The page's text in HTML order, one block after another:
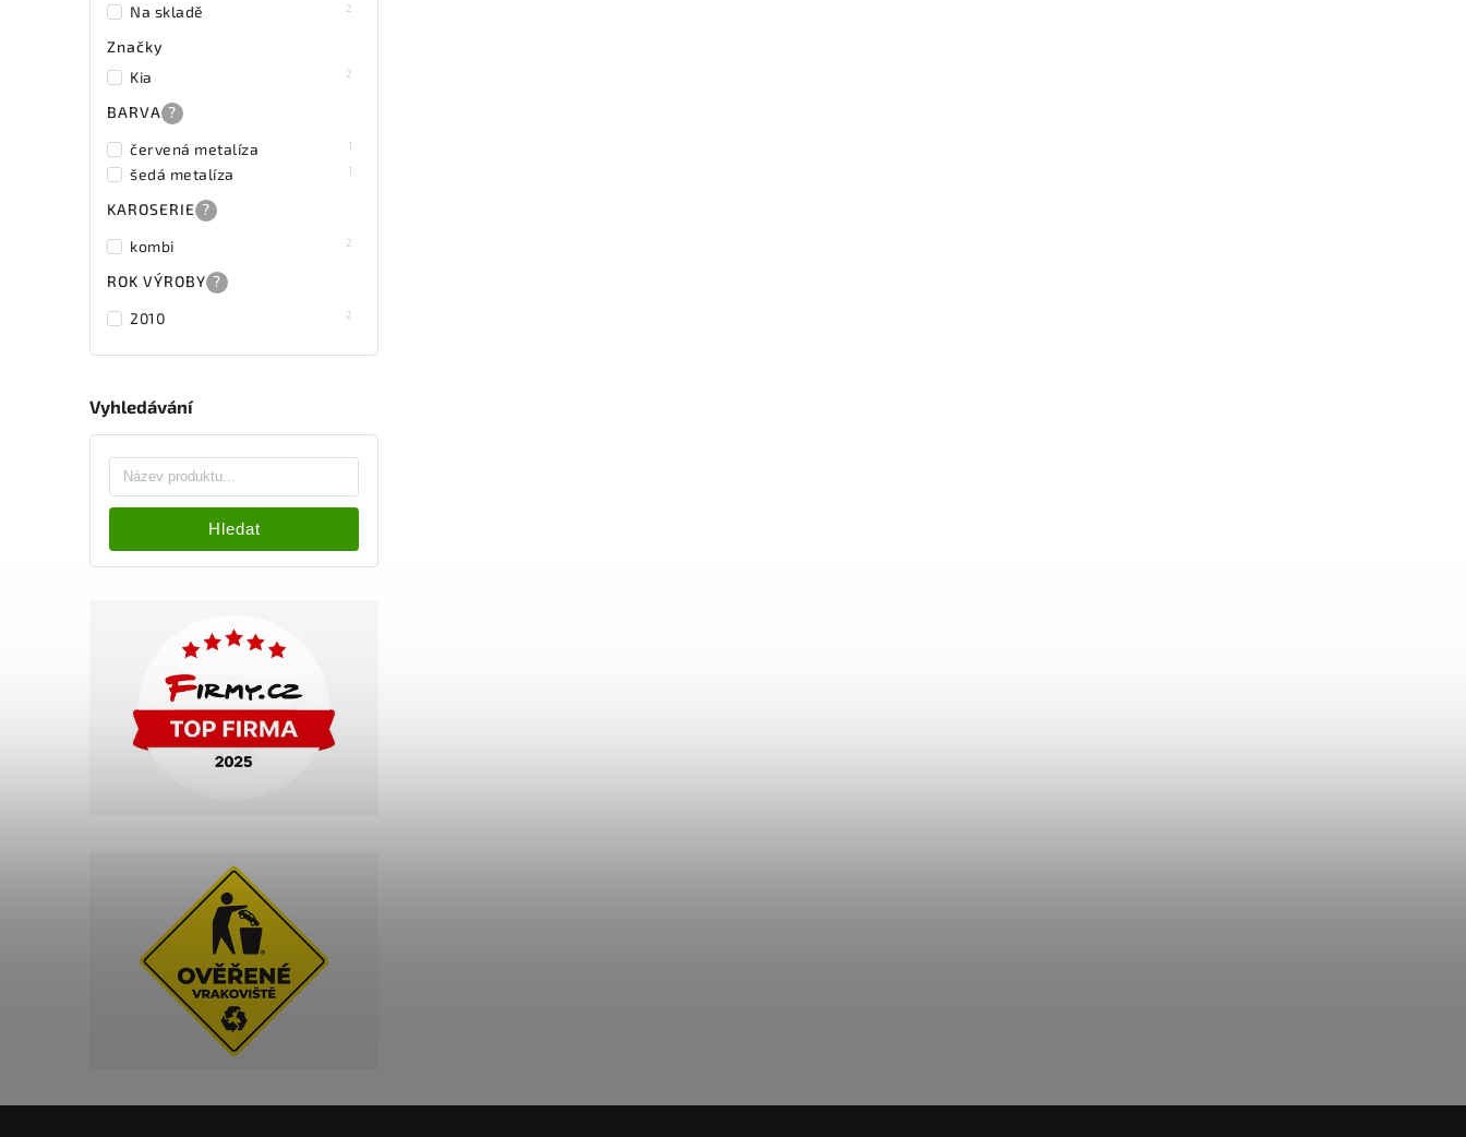
Na skladě 2
Značky
Kia
2
BARVA ?
červená metalíza
1
šedá metalíza 1
KAROSERIE ?
kombi
2
ROK VÝROBY ?
2010
2
Vyhledávání
Hledat